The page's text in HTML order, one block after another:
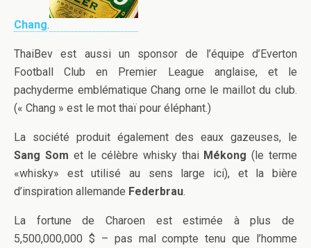
Chang.
ThaiBev est aussi un sponsor de l’équipe d’Everton
Football Club en Premier League anglaise, et le
pachyderme emblématique Chang orne le maillot du club.
(« Chang » est le mot thaï pour éléphant.)
La société produit également des eaux gazeuses, le
Sang Som et le célèbre whisky thai Mékong (le terme
«whisky» est utilisé au sens large ici), et la bière
d’inspiration allemande Federbrau.
La fortune de Charoen est estimée à plus de
5,500,000,000 $ – pas mal compte tenu que l’homme